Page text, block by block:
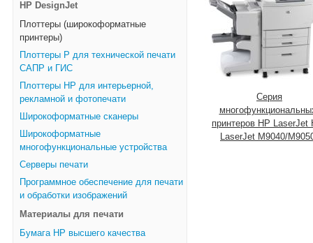
HP DesignJet
Плоттеры (широкоформатные
принтеры)
Плоттеры Р для технической печати
САПР и ГИС
Плоттеры НР для интерьерной,
рекламной и фотопечати
Широкоформатные сканеры
Широкоформатные
многофункциональные устройства
Серверы печати
Программное обеспечение для печати
и обработки изображений
Материалы для печати
Бумага HP высшего качества
Серия
принтеров HP LaserJet
LaserJet M9040/